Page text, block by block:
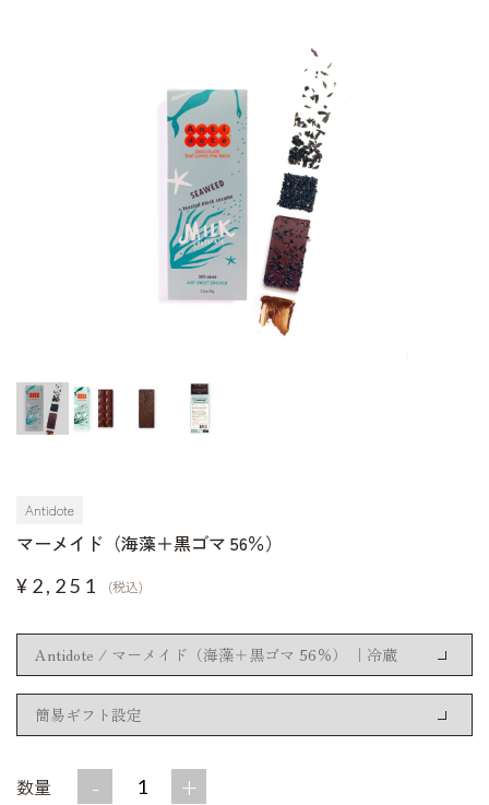
Antidote
マーメイド（海藻＋黒ゴマ 56％）
¥2,251 (税込)
数量 - +